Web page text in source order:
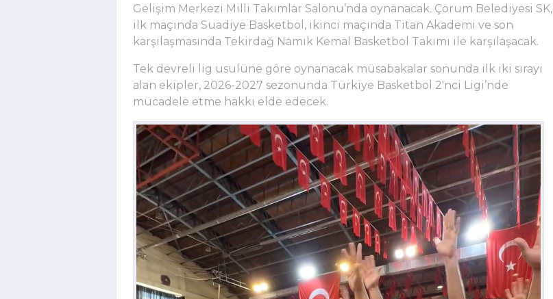
Gelişim Merkezi Milli Takımlar Salonu’nda oynanacak. Çorum Belediyesi SK,
ilk maçında Suadiye Basketbol, ikinci maçında Titan Akademi ve son
karşılaşmasında Tekirdağ Namık Kemal Basketbol Takımı ile karşılaşacak.
Tek devreli lig usulüne göre oynanacak müsabakalar sonunda ilk iki sırayı
alan ekipler, 2026-2027 sezonunda Türkiye Basketbol 2'nci Ligi’nde
mücadele etme hakkı elde edecek.